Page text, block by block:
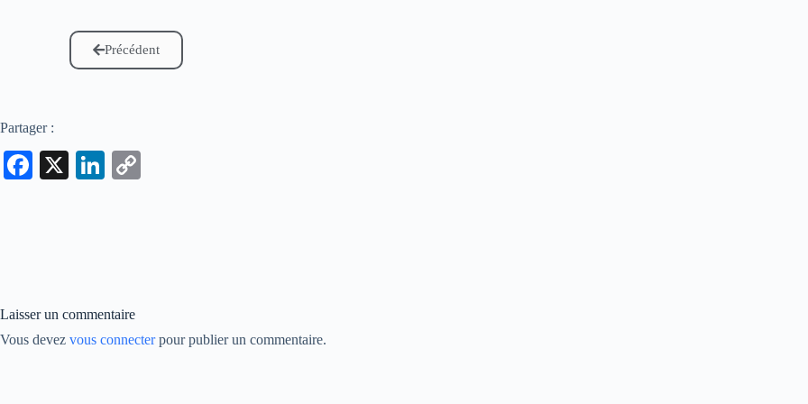
Précédent
Partager :
Fa
X
Li
Laisser un commentaire
Vous devez vous connecterpour publier un commentaire.